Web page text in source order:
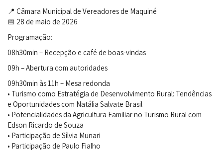
📍 Câmara Municipal de Vereadores de Maquiné
📅 28 de maio de 2026
Programação:
08h30min – Recepção e café de boas-vindas
09h – Abertura com autoridades
09h30min às 11h – Mesa redonda
• Turismo como Estratégia de Desenvolvimento Rural: Tendências
e Oportunidades com Natália Salvate Brasil
• Potencialidades da Agricultura Familiar no Turismo Rural com
Edson Ricardo de Souza
• Participação de Sílvia Munari
• Participação de Paulo Fialho